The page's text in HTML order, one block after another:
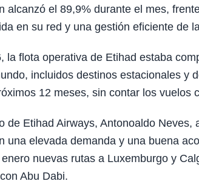
alcanzó el 89,9% durante el mes,
en su red y una gestión eficiente de
la flota operativa de Etihad estaba
incluidos destinos estacionales y
12 meses, sin contar los vuelos
de Etihad Airways, Antonoaldo Neves,
una elevada demanda y una buena
nuevas rutas a Luxemburgo y
Abu Dabi.